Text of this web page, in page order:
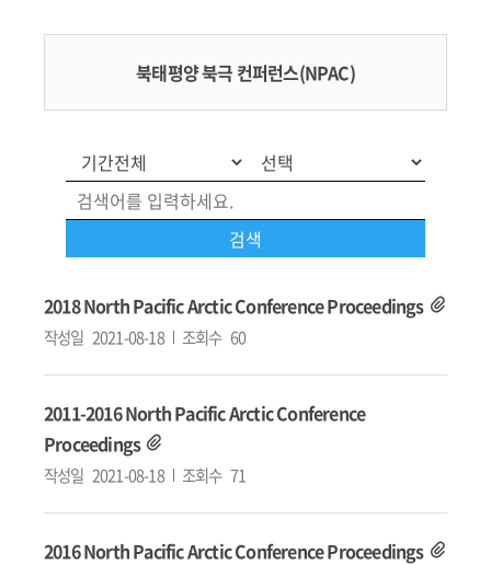
북태평양 북극 컨퍼런스(NPAC)
2018 North Pacific Arctic Conference Proceedings
작성일 2021-08-18 조회수 60
2011-2016 North Pacific Arctic Conference
Proceedings
작성일 2021-08-18 조회수 71
2016 North Pacific Arctic Conference Proceedings